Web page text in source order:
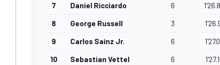
7 Daniel Ricciardo 6
8 George Russell 3
9 Carlos Sainz Jr. 6
10 Sebastian Vettel 6